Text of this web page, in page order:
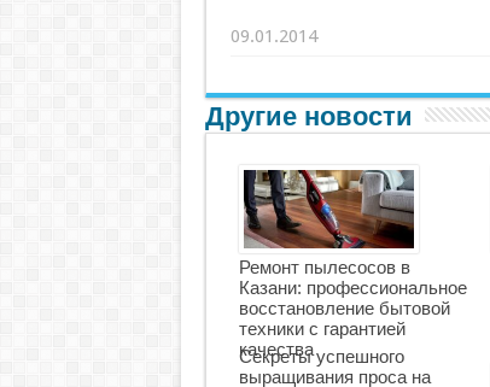
09.01.2014
Другие новости
Ремонт пылесосов в
Казани: профессиональное
восстановление бытовой
техники с гарантией
качества
Секреты успешного
выращивания проса на